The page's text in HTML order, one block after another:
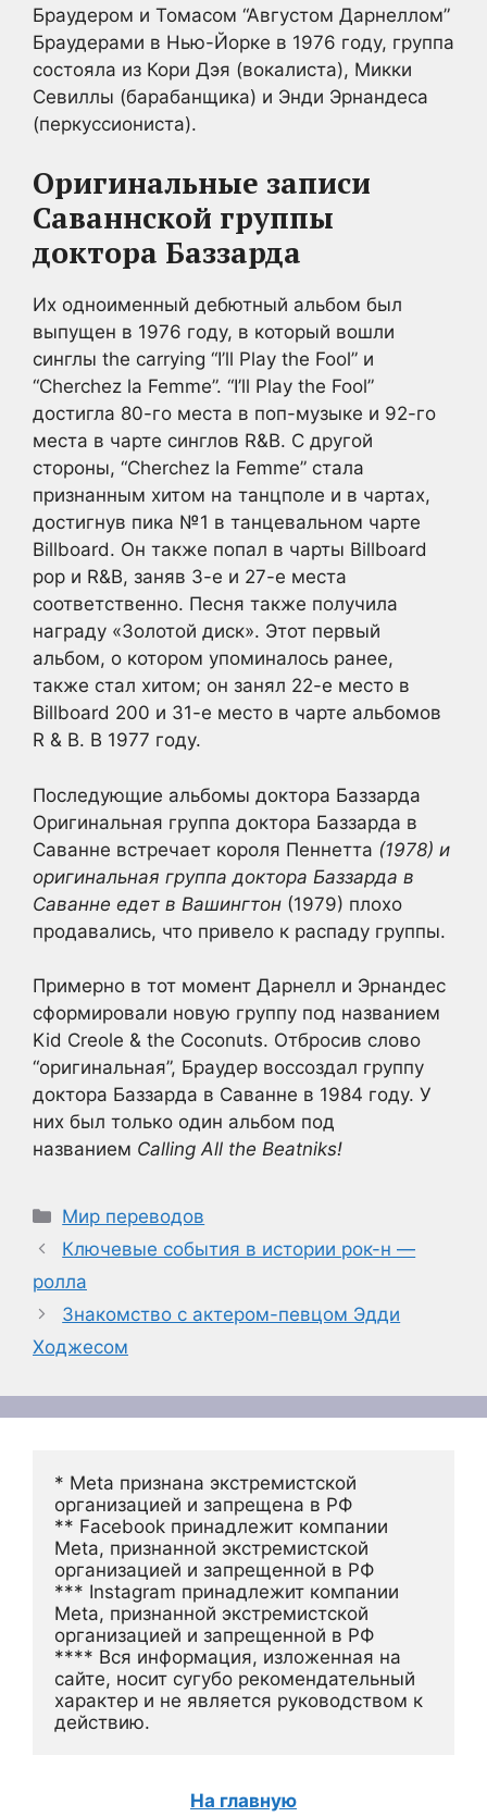
Браудером и Томасом “Августом Дарнеллом”
Браудерами в Нью-Йорке в 1976 году, группа
состояла из Кори Дэя (вокалиста), Микки
Севиллы (барабанщика) и Энди Эрнандеса
(перкуссиониста).
Оригинальные записи
Саваннской группы
доктора Баззарда
Их одноименный дебютный альбом был
выпущен в 1976 году, в который вошли
синглы the carrying “I’ll Play the Fool” и
“Cherchez la Femme”. “I’ll Play the Fool”
достигла 80-го места в поп-музыке и 92-го
места в чарте синглов R&B. С другой
стороны, “Cherchez la Femme” стала
признанным хитом на танцполе и в чартах,
достигнув пика №1 в танцевальном чарте
Billboard. Он также попал в чарты Billboard
pop и R&B, заняв 3-е и 27-е места
соответственно. Песня также получила
награду «Золотой диск». Этот первый
альбом, о котором упоминалось ранее,
также стал хитом; он занял 22-е место в
Billboard 200 и 31-е место в чарте альбомов
R & B. В 1977 году.
Последующие альбомы доктора Баззарда
Оригинальная группа доктора Баззарда в
Саванне встречает короля Пеннетта (1978) и
оригинальная группа доктора Баззарда в
Саванне едет в Вашингтон (1979) плохо
продавались, что привело к распаду группы.
Примерно в тот момент Дарнелл и Эрнандес
сформировали новую группу под названием
Kid Creole & the Coconuts. Отбросив слово
“оригинальная”, Браудер воссоздал группу
доктора Баззарда в Саванне в 1984 году. У
них был только один альбом под
названием Calling All the Beatniks!
Рубрики
Мир переводов
Ключевые события в истории рок-н —
ролла
Знакомство с актером-певцом Эдди
Ходжесом
* Meta признана экстремистской
организацией и запрещена в РФ
** Facebook принадлежит компании
Meta, признанной экстремистской
организацией и запрещенной в РФ
*** Instagram принадлежит компании
Meta, признанной экстремистской
организацией и запрещенной в РФ
**** Вся информация, изложенная на
сайте, носит сугубо рекомендательный
характер и не является руководством к
действию.
На главную